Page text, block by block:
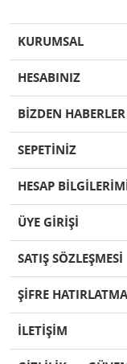
KURUMSAL
HESABINIZ
BİZDEN HABERLER
SEPETİNİZ
HESAP
ÜYE GİRİŞİ
SATIŞ SÖZLEŞMESİ
ŞİFRE HATIRLATMA
İLETİŞİM